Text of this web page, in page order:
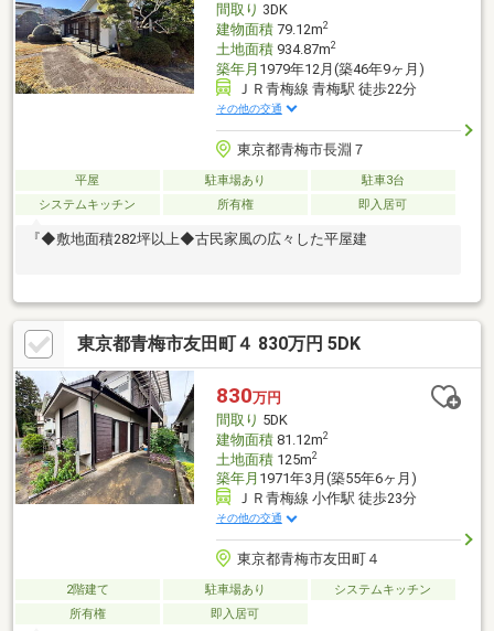
間取り 3DK
建物面積79.12m2
土地面積934.87m2
築年月 1979年12月(築46年9ヶ月)
ＪＲ青梅線 青梅駅 徒歩22分
その他の交通
東京都青梅市長淵７
平屋 駐車場あり
駐車3台
システムキッチン
所有権 即入居可
『◆敷地面積282坪以上◆古民家風の広々した平屋建
東京都青梅市友田町４ 830万円 5DK
830万円
間取り 5DK
建物面積81.12m2
土地面積125m2
築年月 1971年3月(築55年6ヶ月)
ＪＲ青梅線 小作駅 徒歩23分
その他の交通
東京都青梅市友田町４
2階建て 駐車場あり
システムキッチン
所有権
即入居可